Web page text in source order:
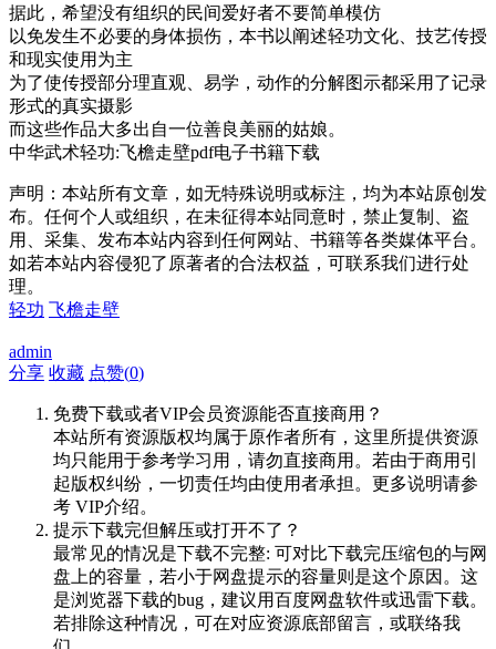
据此，希望没有组织的民间爱好者不要简单模仿
以免发生不必要的身体损伤，本书以阐述轻功文化、技艺传授
和现实使用为主
为了使传授部分理直观、易学，动作的分解图示都采用了记录
形式的真实摄影
而这些作品大多出自一位善良美丽的姑娘。
中华武术轻功:飞檐走壁pdf电子书籍下载
声明：本站所有文章，如无特殊说明或标注，均为本站原创发
布。任何个人或组织，在未征得本站同意时，禁止复制、盗
用、采集、发布本站内容到任何网站、书籍等各类媒体平台。
如若本站内容侵犯了原著者的合法权益，可联系我们进行处
理。
轻功 飞檐走壁
admin
分享 收藏 点赞(0)
免费下载或者VIP会员资源能否直接商用？
本站所有资源版权均属于原作者所有，这里所提供资源
均只能用于参考学习用，请勿直接商用。若由于商用引
起版权纠纷，一切责任均由使用者承担。更多说明请参
考 VIP介绍。
提示下载完但解压或打开不了？
最常见的情况是下载不完整: 可对比下载完压缩包的与网
盘上的容量，若小于网盘提示的容量则是这个原因。这
是浏览器下载的bug，建议用百度网盘软件或迅雷下载。
若排除这种情况，可在对应资源底部留言，或联络我